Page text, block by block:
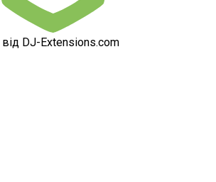
від DJ-Extensions.com